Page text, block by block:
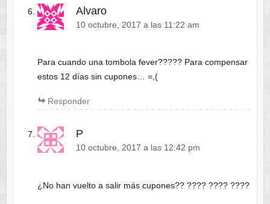
Alvaro
10 octubre, 2017 a las 11:22 am
Para cuando una tombola fever????? Para compensar
estos 12 días sin cupones… =,(
Responder
P
10 octubre, 2017 a las 12:42 pm
¿No han vuelto a salir más cupones?? ???? ???? ????